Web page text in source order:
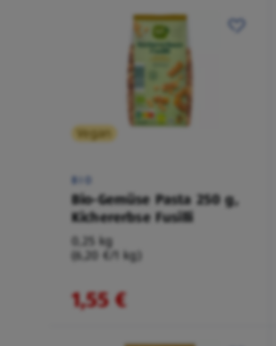
Vegan
BIO
Bio-Gemüse Pasta 250 g,
Kichererbse Fusilli
0,25 kg
(6,20 €/1 kg)
1,55 €